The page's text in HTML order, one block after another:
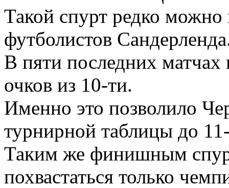
Такой спурт редко можно
футболистов
В пяти последних матчах
очков из 10-ти.
Именно это позволило
турнирной таблицы до
Таким же финишным
похвастаться только